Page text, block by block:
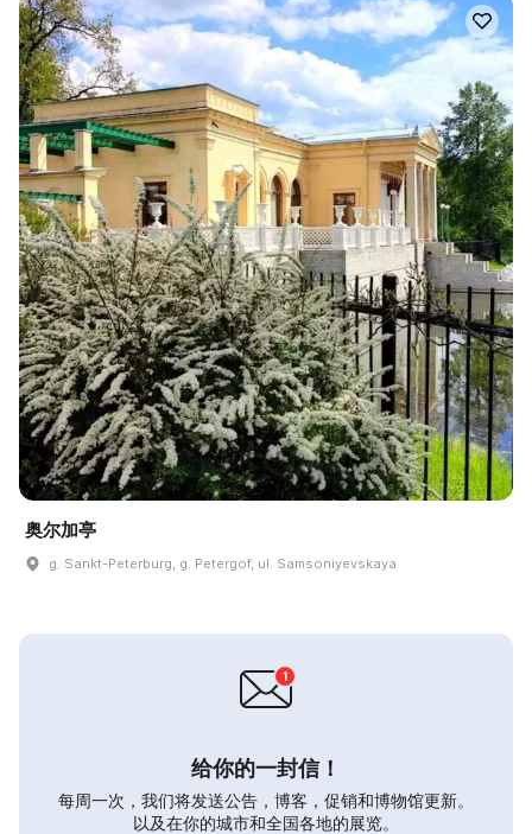
奥尔加亭
g. Sankt-Peterburg, g. Petergof, ul. Samsoniyevskaya
给你的一封信！
每周一次，我们将发送公告，博客，促销和博物馆更新。
以及在你的城市和全国各地的展览。